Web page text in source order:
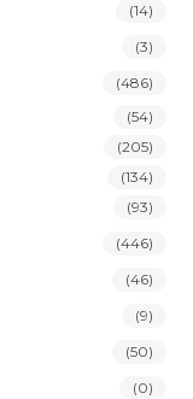
(14)
(3)
(486)
(54)
(205)
(134)
(93)
(446)
(46)
(9)
(50)
(0)